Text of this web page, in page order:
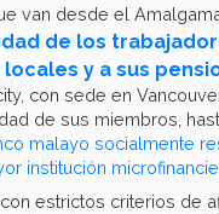
van desde el
de los
y a sus
con sede en
de sus miembros,
malayo socialmente
institución
estrictos criterios de